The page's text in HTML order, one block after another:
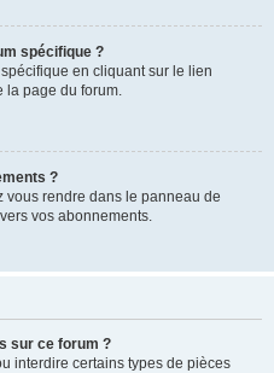
spécifique ?
en cliquant sur le lien
la page du forum.
?
vous rendre dans le panneau de
vos abonnements.
sur ce forum ?
interdire certains types de pièces